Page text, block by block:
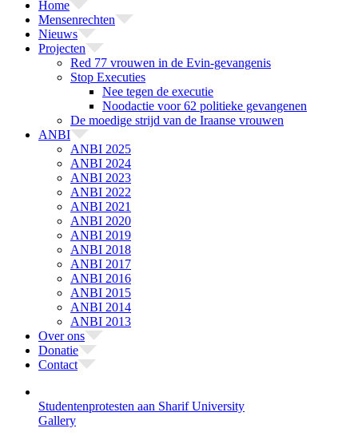
Home
Mensenrechten
Nieuws
Projecten
Red 77 vrouwen in de Evin-gevangenis
Stop Executies
Nee tegen de executie
Noodactie voor 62 politieke gevangenen
De moedige strijd van de Iraanse vrouwen
ANBI
ANBI 2025
ANBI 2024
ANBI 2023
ANBI 2022
ANBI 2021
ANBI 2020
ANBI 2019
ANBI 2018
ANBI 2017
ANBI 2016
ANBI 2015
ANBI 2014
ANBI 2013
Over ons
Donatie
Contact
Studentenprotesten aan Sharif University
Gallery